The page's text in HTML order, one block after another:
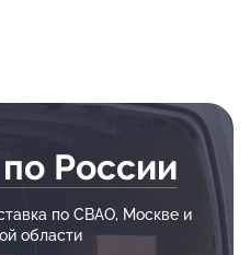
России
по СВАО, Москве и
области